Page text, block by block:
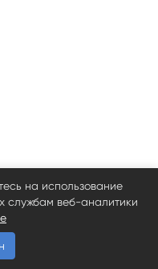
на использование
службам веб-аналитики